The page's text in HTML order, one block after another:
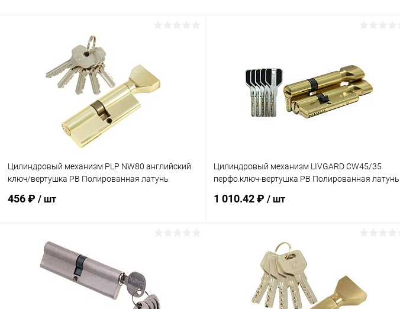
Цилиндровый механизм PLP NW80 английский
ключ/вертушка PB Полированная латунь
456 ₽ / шт
Купить в 1 клик Сравнение
В наличии
Цилиндровый механизм LIVGARD CW45/35
перфо.ключ-вертушка PB Полированная латунь
1 010.42 ₽ / шт
В корзину
Купить в 1 клик Сравнение
В избранное В наличии